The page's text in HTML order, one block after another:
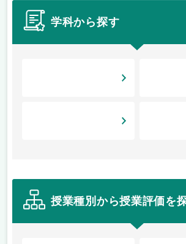
学科から探す
授業種別から授業評価を